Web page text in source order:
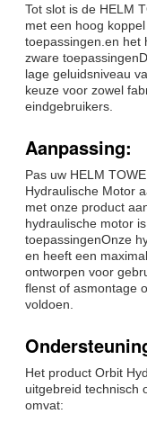
Tot slot is de HELM
met een hoog
toepassingen.en het
zware
lage geluidsniveau
keuze voor zowel
eindgebruikers.
Aanpassing:
Pas uw HELM
Hydraulische Motor
met onze product
hydraulische motor
toepassingenOnze
en heeft een
ontworpen voor
flenst of asmontage
voldoen.
Het product Orbit
uitgebreid technisch
omvat: